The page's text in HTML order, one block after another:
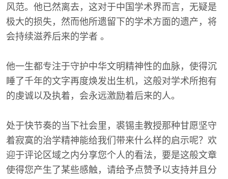
风范。他已然离去，这对于中国学术界而言，无疑是
极大的损失，然而他所遗留下的学术方面的遗产，将
会持续滋养后来的学者 。
他一生都专注于守护中华文明精神性的血脉，使得沉
睡了千年的文字再度焕发出生机，这般对学术所抱有
的虔诚以及执着，会永远激励着后来的人。
处于快节奏的当下社会里，裘锡圭教授那种甘愿坚守
着寂寞的治学精神能给我们带来什么样的启示呢？欢
迎于评论区域之内分享您个人的看法，要是这般文章
使得您产生了某些感触，请给予点赞予以支持并且分